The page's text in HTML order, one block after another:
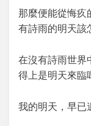
那麼便能從悔疚
有詩雨的明天該
在沒有詩雨世界
得上是明天來臨
我的明天，早已